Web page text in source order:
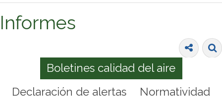
Informes
Boletines calidad del aire
Declaración de alertas
Normatividad